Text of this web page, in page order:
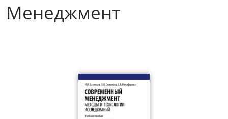
Менеджмент